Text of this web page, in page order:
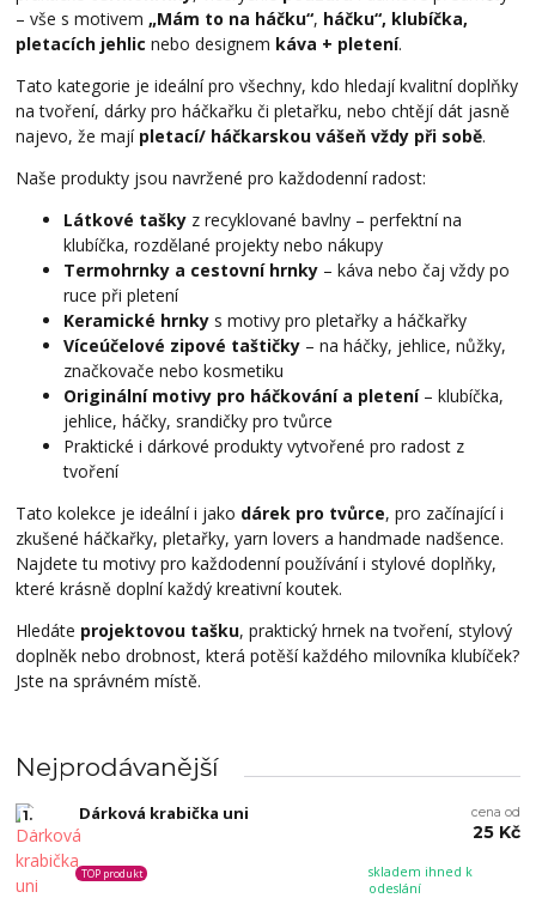
– vše s motivem„Mám to na háčku“, háčku“, klubíčka,
pletacích jehlic nebo designem káva + pletení.
Tato kategorie je ideální pro všechny, kdo hledají kvalitní doplňky
na tvoření, dárky pro háčkařku či pletařku, nebo chtějí dát jasně
najevo, že mají pletací/ háčkarskou vášeň vždy při sobě.
Naše produkty jsou navržené pro každodenní radost:
Látkové tašky z recyklované bavlny – perfektní na
klubíčka, rozdělané projekty nebo nákupy
Termohrnky a cestovní hrnky – káva nebo čaj vždy po
ruce při pletení
Keramické hrnky s motivy pro pletařky a háčkařky
Víceúčelové zipové taštičky – na háčky, jehlice, nůžky,
značkovače nebo kosmetiku
Originální motivy pro háčkování a pletení– klubíčka,
jehlice, háčky, srandičky pro tvůrce
Praktické i dárkové produkty vytvořené pro radost z
tvoření
Tato kolekce je ideální i jako dárek pro tvůrce, pro začínající i
zkušené háčkařky, pletařky, yarn lovers a handmade nadšence.
Najdete tu motivy pro každodenní používání i stylové doplňky,
které krásně doplní každý kreativní koutek.
Hledáte projektovou tašku, praktický hrnek na tvoření, stylový
doplněk nebo drobnost, která potěší každého milovníka klubíček?
Jste na správném místě.
Nejprodávanější
1. Dárková krabička uni
skladem ihned k
odeslání
TOP produkt
cena od
25 Kč